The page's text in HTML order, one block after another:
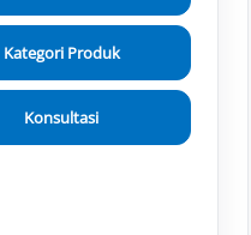
Kategori Produk
Konsultasi